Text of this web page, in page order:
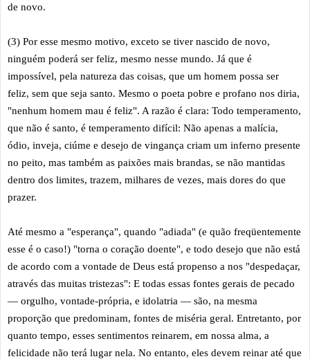
de novo.
(3) Por esse mesmo motivo, exceto se tiver nascido de novo,
ninguém poderá ser feliz, mesmo nesse mundo. Já que é
impossível, pela natureza das coisas, que um homem possa ser
feliz, sem que seja santo. Mesmo o poeta pobre e profano nos diria,
"nenhum homem mau é feliz". A razão é clara: Todo temperamento,
que não é santo, é temperamento difícil: Não apenas a malícia,
ódio, inveja, ciúme e desejo de vingança criam um inferno presente
no peito, mas também as paixões mais brandas, se não mantidas
dentro dos limites, trazem, milhares de vezes, mais dores do que
prazer.
Até mesmo a "esperança", quando "adiada" (e quão freqüentemente
esse é o caso!) "torna o coração doente", e todo desejo que não está
de acordo com a vontade de Deus está propenso a nos "despedaçar,
através das muitas tristezas": E todas essas fontes gerais de pecado
— orgulho, vontade-própria, e idolatria — são, na mesma
proporção que predominam, fontes de miséria geral. Entretanto, por
quanto tempo, esses sentimentos reinarem, em nossa alma, a
felicidade não terá lugar nela. No entanto, eles devem reinar até que